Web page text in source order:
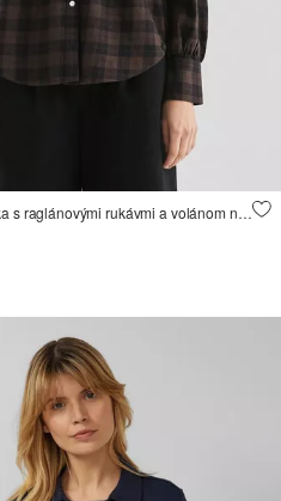
Károvaná blúzka s raglánovými rukávmi a volánom na stojacom golieri